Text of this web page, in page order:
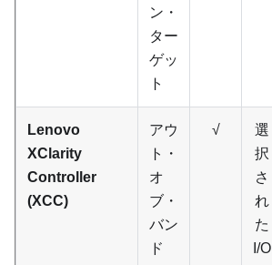
ン・
ター
ゲッ
ト
Lenovo
XClarity
Controller
(XCC)
アウ
ト・
オ
ブ・
バン
ド
√
選
択
さ
れ
た
I/O